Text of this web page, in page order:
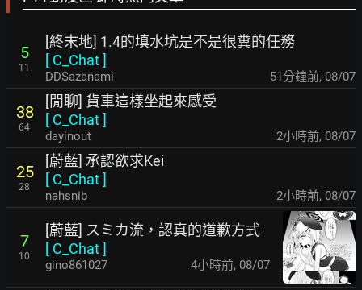
5
11
[終末地] 1.4的填水坑是不是很糞的任務
[ C_Chat]
DDSazanami 51分鐘前, 08/07
38
64
[閒聊] 貨車這樣坐起來感受
[ C_Chat]
dayinout 2小時前, 08/07
25
28
[蔚藍] 承認欲求Kei
[ C_Chat]
nahsnib 2小時前, 08/07
7
10
[蔚藍] スミカ流，認真的道歉方式
[ C_Chat]
gino861027 4小時前, 08/07